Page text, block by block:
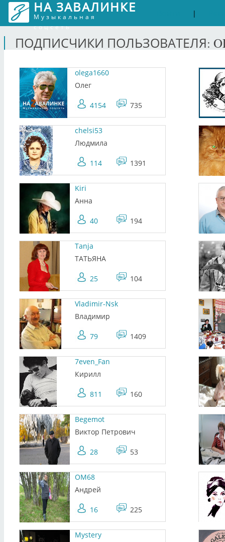
НА ЗАВАЛИНКЕ
Музыкальная
соцсеть
|
ПОДПИСЧИКИ ПОЛЬЗОВАТЕЛЯ:
olega1660
Олег
4154 735
chelsi53
Людмила
114 1391
Kiri
Анна
40 194
Tanja
ТАТЬЯНА
25 104
Vladimir-Nsk
Владимир
79 1409
7even_Fan
Кирилл
811 160
Begemot
Виктор Петрович
28 53
OM68
Андрей
16 225
Mystery